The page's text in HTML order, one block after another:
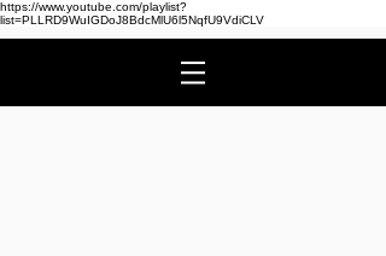
https://www.youtube.com/playlist?
list=PLLRD9WuIGDoJ8BdcMlU6l5NqfU9VdiCLV